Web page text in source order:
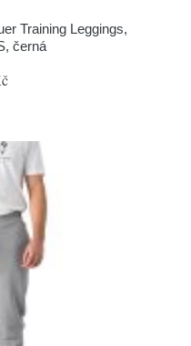
Training Leggings,
černá